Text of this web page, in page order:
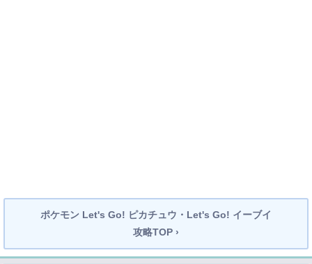
ポケモン Let's Go! ピカチュウ・Let's Go! イーブイ
攻略TOP ›